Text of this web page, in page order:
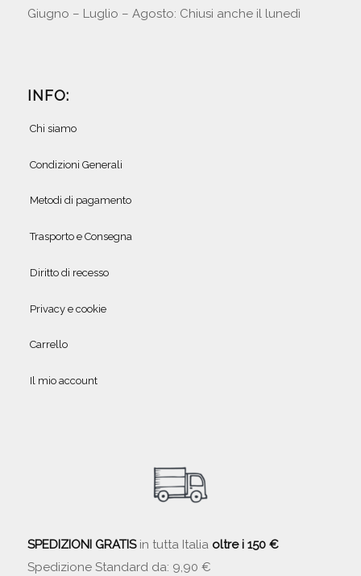
Giugno – Luglio – Agosto: Chiusi anche il lunedì
INFO:
Chi siamo
Condizioni Generali
Metodi di pagamento
Trasporto e Consegna
Diritto di recesso
Privacy e cookie
Carrello
Il mio account
SPEDIZIONI GRATISin tutta Italia oltre i 150 €
Spedizione Standard da: 9,90 €